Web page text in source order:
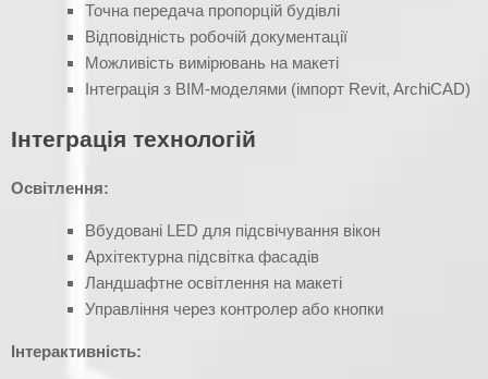
Точна передача пропорцій будівлі
Відповідність робочій документації
Можливість вимірювань на макеті
Інтеграція з BIM-моделями (імпорт Revit, ArchiCAD)
Інтеграція технологій
Освітлення:
Вбудовані LED для підсвічування вікон
Архітектурна підсвітка фасадів
Ландшафтне освітлення на макеті
Управління через контролер або кнопки
Інтерактивність: